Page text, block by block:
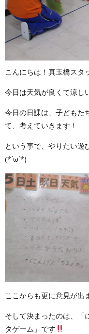
こんにちは！真玉橋スタ
今日は天気が良くて涼し
今日の日課は、子どもた
て、考えていきます！
という事で、やりたい遊
(*´ω`*)
ここからも更に意見が出
そして決まったのは、「
タゲーム」です